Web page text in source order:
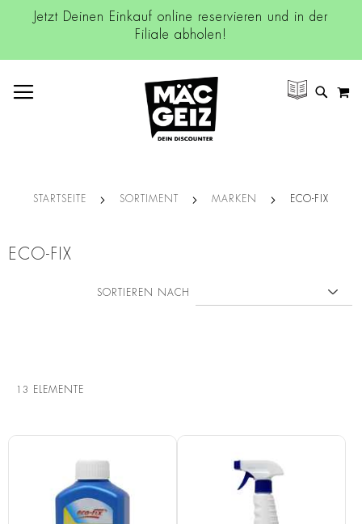
Jetzt Deinen Einkauf online reservieren und in der
Filiale abholen!
SUCHE
STARTSEITE SORTIMENT MARKEN ECO-FIX
ECO-FIX
13 ELEMENTE
SORTIEREN NACH